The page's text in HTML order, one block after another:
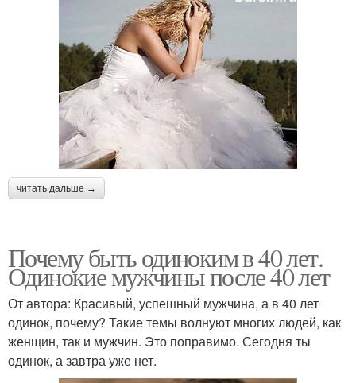
читать дальше →
Почему быть одиноким в 40 лет.
Одинокие мужчины после 40 лет
От автора: Красивый, успешный мужчина, а в 40 лет
одинок, почему? Такие темы волнуют многих людей, как
женщин, так и мужчин. Это поправимо. Сегодня ты
одинок, а завтра уже нет.